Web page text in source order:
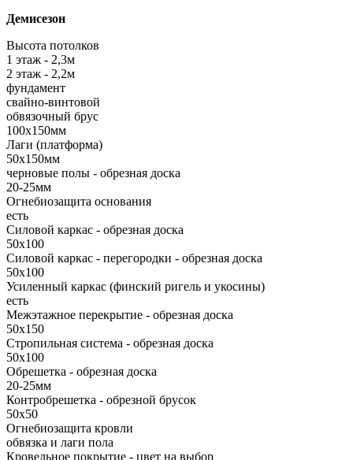
Демисезон
Высота потолков
1 этаж - 2,3м
2 этаж - 2,2м
фундамент
свайно-винтовой
обвязочный брус
100х150мм
Лаги (платформа)
50х150мм
черновые полы - обрезная доска
20-25мм
Огнебиозащита основания
есть
Силовой каркас - обрезная доска
50х100
Силовой каркас - перегородки - обрезная доска
50х100
Усиленный каркас (финский ригель и укосины)
есть
Межэтажное перекрытие - обрезная доска
50х150
Стропильная система - обрезная доска
50х100
Обрешетка - обрезная доска
20-25мм
Контробрешетка - обрезной брусок
50x50
Огнебиозащита кровли
обвязка и лаги пола
Кровельное покрытие - цвет на выбор